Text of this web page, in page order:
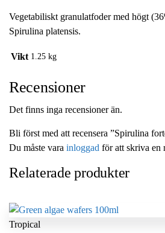
Vegetabiliskt granulatfoder med högt
Spirulina platensis.
Vikt 1.25 kg
Recensioner
Det finns inga recensioner än.
Bli först med att recensera ”Spirulina
Du måste vara inloggad för att skriva en
Relaterade produkter
Tropical